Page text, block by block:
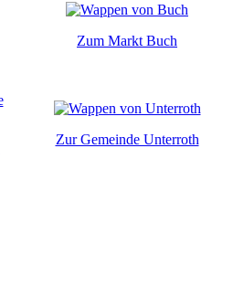
Zum Markt Buch
Zur Gemeinde Unterroth